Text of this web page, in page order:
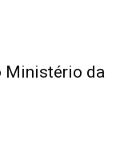
Ministério da